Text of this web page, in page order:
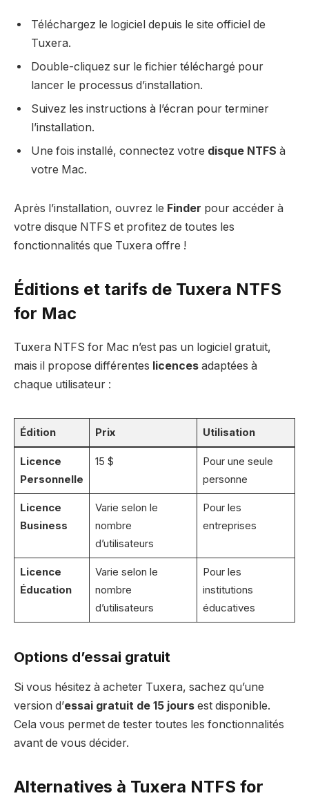
Téléchargez le logiciel depuis le site officiel de
Tuxera.
Double-cliquez sur le fichier téléchargé pour
lancer le processus d’installation.
Suivez les instructions à l’écran pour terminer
l’installation.
Une fois installé, connectez votre disque NTFS à
votre Mac.
Après l’installation, ouvrez le Finder pour accéder à
votre disque NTFS et profitez de toutes les
fonctionnalités que Tuxera offre !
Éditions et tarifs de Tuxera NTFS
for Mac
Tuxera NTFS for Mac n’est pas un logiciel gratuit,
mais il propose différentes licences adaptées à
chaque utilisateur :
Édition Prix Utilisation
Licence
Personnelle
15 $
Pour une seule
personne
Licence
Business
Varie selon le
nombre
d’utilisateurs
Pour les
entreprises
Licence
Éducation
Varie selon le
nombre
d’utilisateurs
Pour les
institutions
éducatives
Options d’essai gratuit
Si vous hésitez à acheter Tuxera, sachez qu’une
version d’essai gratuit de 15 jours est disponible.
Cela vous permet de tester toutes les fonctionnalités
avant de vous décider.
Alternatives à Tuxera NTFS for